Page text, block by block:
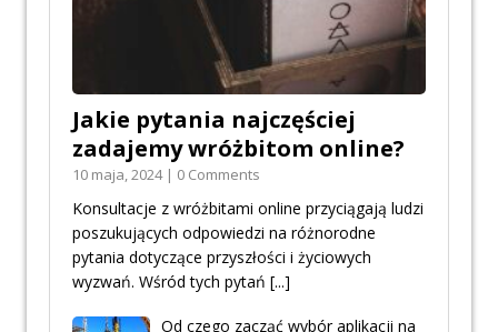
Jakie pytania najczęściej
zadajemy wróżbitom online?
10 maja, 2024 | 0 Comments
Konsultacje z wróżbitami online przyciągają ludzi
poszukujących odpowiedzi na różnorodne
pytania dotyczące przyszłości i życiowych
wyzwań. Wśród tych pytań [...]
Od czego zacząć wybór aplikacji na